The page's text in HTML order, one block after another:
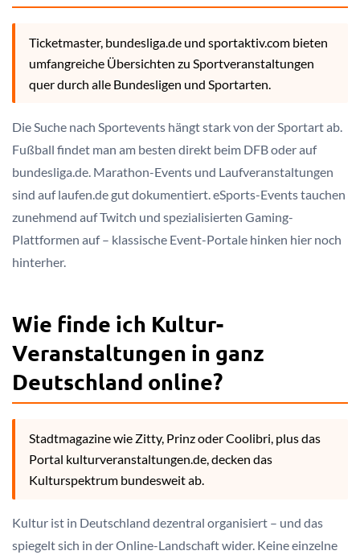
Ticketmaster, bundesliga.de und sportaktiv.com bieten
umfangreiche Übersichten zu Sportveranstaltungen
quer durch alle Bundesligen und Sportarten.
Die Suche nach Sportevents hängt stark von der Sportart ab.
Fußball findet man am besten direkt beim DFB oder auf
bundesliga.de. Marathon-Events und Laufveranstaltungen
sind auf laufen.de gut dokumentiert. eSports-Events tauchen
zunehmend auf Twitch und spezialisierten Gaming-
Plattformen auf – klassische Event-Portale hinken hier noch
hinterher.
Wie finde ich Kultur-
Veranstaltungen in ganz
Deutschland online?
Stadtmagazine wie Zitty, Prinz oder Coolibri, plus das
Portal kulturveranstaltungen.de, decken das
Kulturspektrum bundesweit ab.
Kultur ist in Deutschland dezentral organisiert – und das
spiegelt sich in der Online-Landschaft wider. Keine einzelne